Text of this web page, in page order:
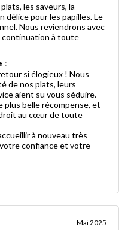
les saveurs, la
avec
continuation à toute
:
si élogieux ! Nous
de nos plats, leurs
aient su vous séduire.
belle récompense, et
au cœur de toute
à nouveau très
confiance et votre
Mai 2025